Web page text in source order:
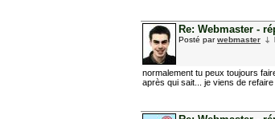
Re: Webmaster -
Posté parwebmaster
normalement tu peux toujours
après qui sait... je viens de refaire